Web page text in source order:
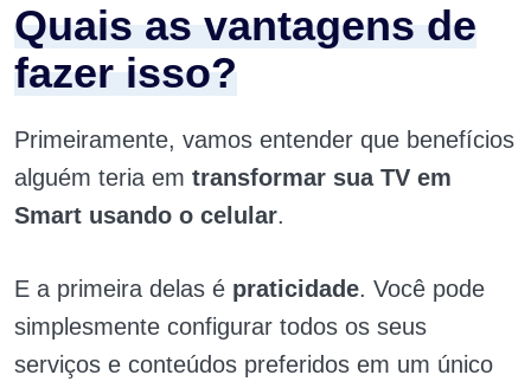
Quais as vantagens de
fazer isso?
Primeiramente, vamos entender que benefícios
alguém teria em transformar sua TV em
Smart usando o celular.
E a primeira delas é praticidade. Você pode
simplesmente configurar todos os seus
serviços e conteúdos preferidos em um único